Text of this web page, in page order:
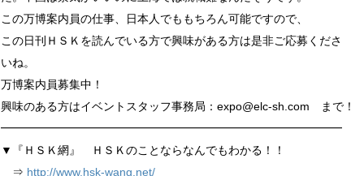
この万博案内員の仕事、日本人でももちろん可能ですので、
この日刊ＨＳＫを読んでいる方で興味がある方は是非ご応募くださ
いね。
万博案内員募集中！
興味のある方はイベントスタッフ事務局：expo@elc-sh.com まで！
━━━━━━━━━━━━━━━━━━━━━━━━━━━━━━
▼『ＨＳＫ網』 ＨＳＫのことならなんでもわかる！！
⇒ http://www.hsk-wang.net/